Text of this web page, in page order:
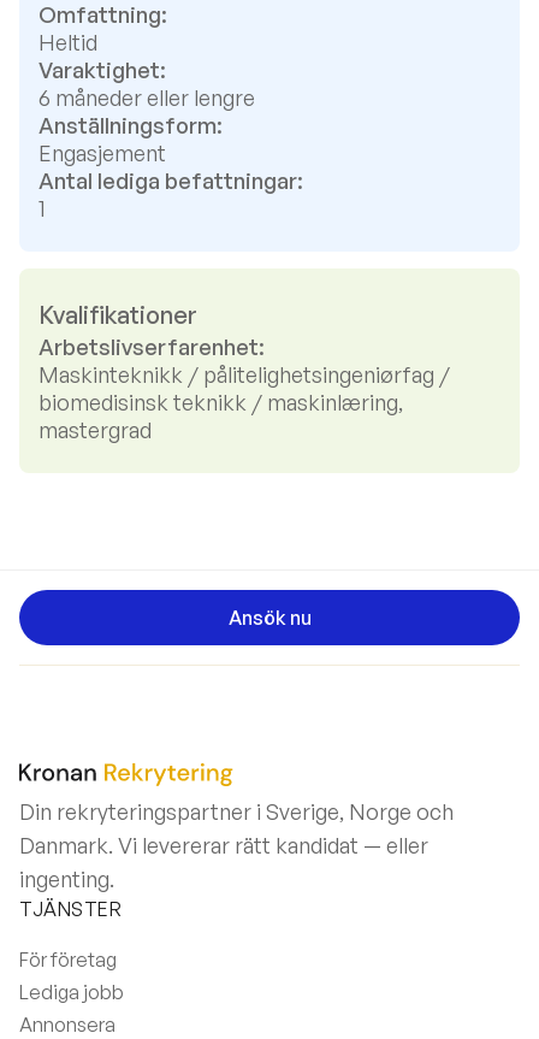
Omfattning:
Heltid
Varaktighet:
6 måneder eller lengre
Anställningsform:
Engasjement
Antal lediga befattningar:
1
Kvalifikationer
Arbetslivserfarenhet:
Maskinteknikk / pålitelighetsingeniørfag /
biomedisinsk teknikk / maskinlæring,
mastergrad
Ansök nu
Din rekryteringspartner i Sverige, Norge och
Danmark. Vi levererar rätt kandidat — eller
ingenting.
TJÄNSTER
För företag
Lediga jobb
Annonsera